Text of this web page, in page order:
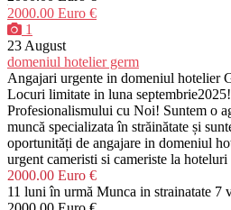
2000.00 Euro €
1
23 August
domeniul hotelier germ
Angajari urgente in domeniul hotelier
Locuri limitate in luna
Profesionalismului cu Noi! Suntem o
muncă specializata în străinătate și
oportunități de angajare in domeniul
urgent cameristi si cameriste la hoteluri
2000.00 Euro €
11 luni în urmă Munca in strainatate 7